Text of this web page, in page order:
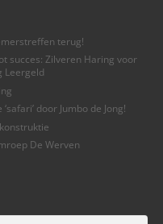
terug!
succes: Zilveren Haring voor
Leergeld
door Jumbo de Jong!
De Werven